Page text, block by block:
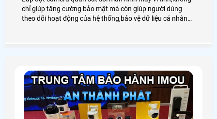
chỉ giúp tăng cường bảo mật mà còn giúp người dùng
theo dõi hoạt động của hệ thống,bảo vệ dữ liệu cá nhân